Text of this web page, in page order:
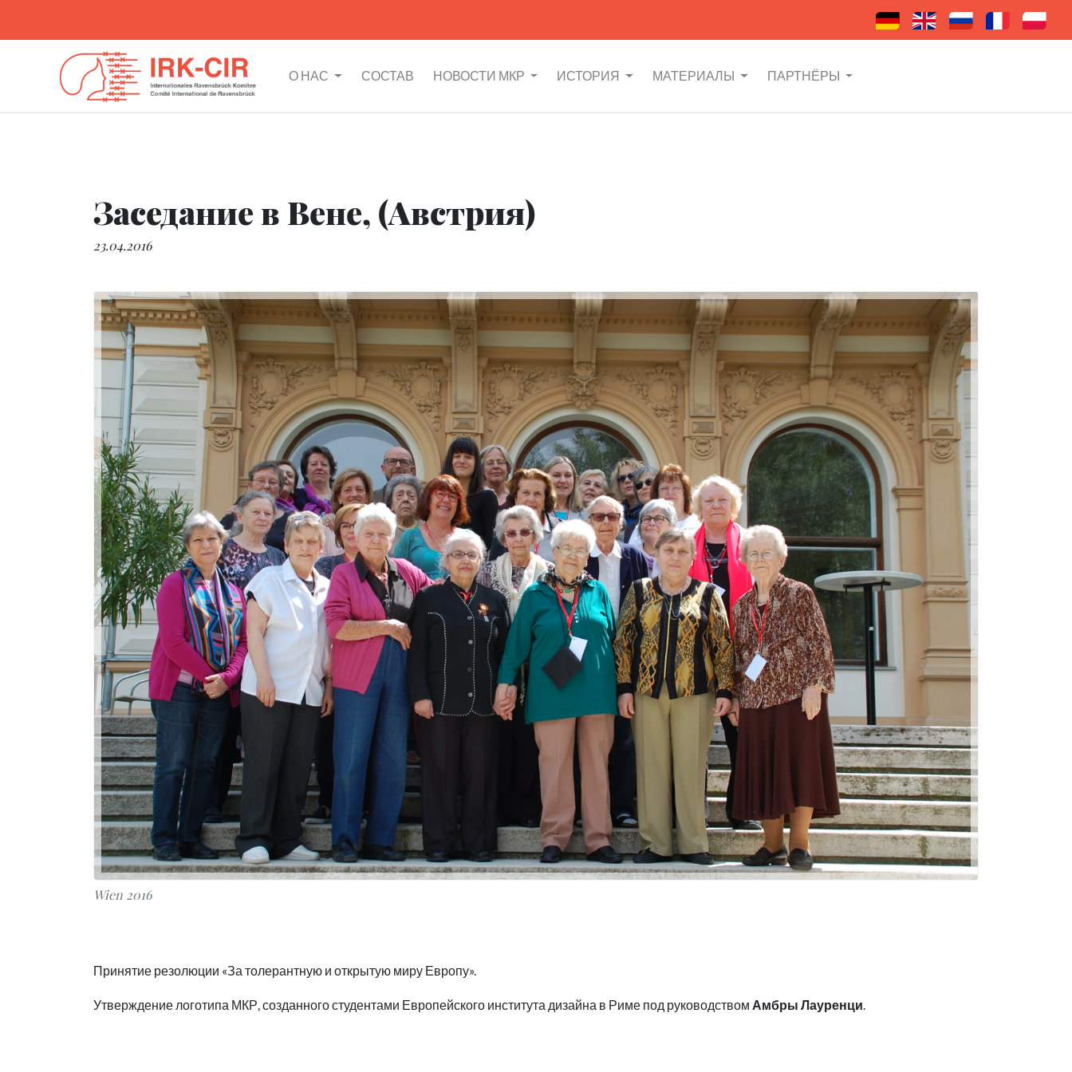
О НАС СОСТАВ НОВОСТИ МКР ИСТОРИЯ МАТЕРИАЛЫ ПАРТНЁРЫ
Заседание в Вене, (Австрия)
23.04.2016
Wien 2016
Принятие резолюции «За толерантную и открытую миру Европу».
Утверждение логотипа МКР, созданного студентами Европейского института дизайна в Риме под руководством Амбры Лауренци